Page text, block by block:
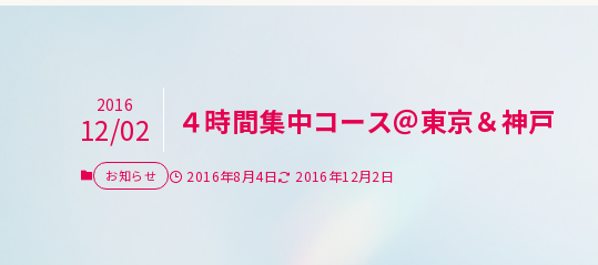
４時間集中コース＠東京＆神戸
2016
12/02
お知らせ 2016年8月4日 2016年12月2日